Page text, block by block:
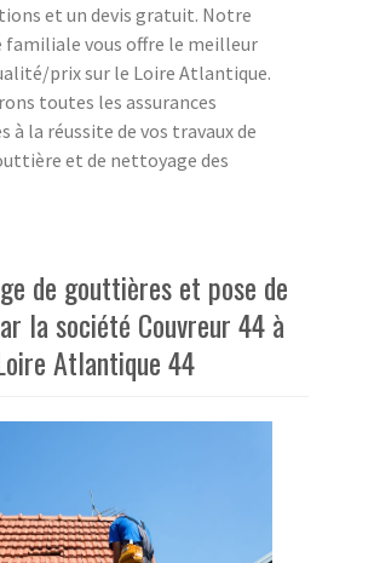
et un devis gratuit. Notre
vous offre le meilleur
prix sur le Loire Atlantique.
toutes les assurances
à la réussite de vos travaux de
et de nettoyage des
de gouttières et pose de
la société Couvreur 44 à
Atlantique 44